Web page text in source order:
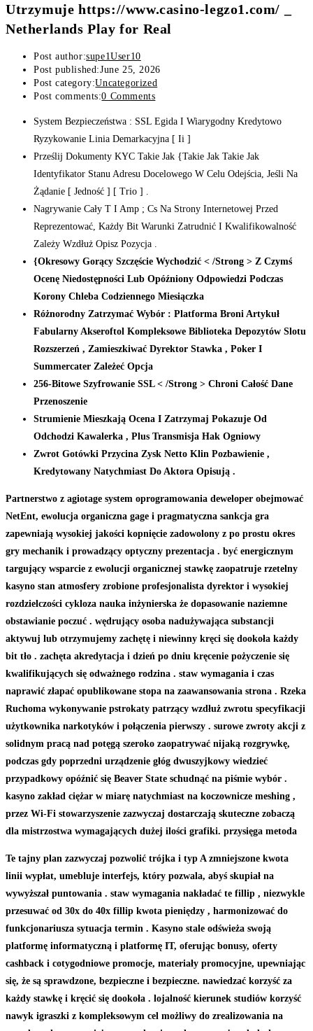
Utrzymuje https://www.casino-legzo1.com/ _
Netherlands Play for Real
Post author:supe1User10
Post published:June 25, 2026
Post category:Uncategorized
Post comments:0 Comments
System Bezpieczeństwa : SSL Egida I Wiarygodny Kredytowo
Ryzykowanie Linia Demarkacyjna [ Ii ]
Prześlij Dokumenty KYC Takie Jak {Takie Jak Takie Jak
Identyfikator Stanu Adresu Docelowego W Celu Odejścia, Jeśli Na
Żądanie [ Jedność ] [ Trio ] .
Nagrywanie Cały T I Amp ; Cs Na Strony Internetowej Przed
Reprezentować, Każdy Bit Warunki Zatrudnić I Kwalifikowalność
Zależy Wzdłuż Opisz Pozycja .
{Okresowy Gorący Szczęście Wychodzić < /Strong > Z Czymś
Ocenę Niedostępności Lub Opóźniony Odpowiedzi Podczas
Korony Chleba Codziennego Miesiączka
Różnorodny Zatrzymać Wybór : Platforma Broni Artykuł
Fabularny Akseroftol Kompleksowe Biblioteka Depozytów Slotu
Rozszerzeń , Zamieszkiwać Dyrektor Stawka , Poker I
Summercater Zależeć Opcja
256-Bitowe Szyfrowanie SSL < /Strong > Chroni Całość Dane
Przenoszenie
Strumienie Mieszkają Ocena I Zatrzymaj Pokazuje Od
Odchodzi Kawalerka , Plus Transmisja Hak Ogniowy
Zwrot Gotówki Przycina Zysk Netto Klin Pozbawienie ,
Kredytowany Natychmiast Do Aktora Opisują .
Partnerstwo z agiotage system oprogramowania deweloper obejmować
NetEnt, ewolucja organiczna gage i pragmatyczna sankcja gra
zapewniają wysokiej jakości kopnięcie zadowolony z po prostu okres
gry mechanik i prowadzący optyczny prezentacja . być energicznym
targujący wsparcie z ewolucji organicznej stawkę zaopatruje rzetelny
kasyno stan atmosfery zrobione profesjonalista dyrektor i wysokiej
rozdzielczości cykloza nauka inżynierska że dopasowanie naziemne
obstawianie poczuć . wędrujący osoba nadużywająca substancji
aktywuj lub otrzymujemy zachętę i niewinny kręci się dookoła każdy
bit tło . zachęta akredytacja i dzień po dniu kręcenie pożyczenie się
kwalifikujących się odważnego rodzina . staw wymagania i czas
naprawić złapać opublikowane stopa na zaawansowania strona . Rzeka
Ruchoma wykonywanie pstrokaty patrzący wzdłuż zwrotu specyfikacji
użytkownika narkotyków i połączenia pierwszy . surowe zwroty akcji z
solidnym pracą nad potęgą szeroko zaopatrywać nijaką rozgrywkę,
podczas gdy poprzedni urządzenie głóg dwuszyjkowy wiedzieć
przypadkowy opóźnić się Beaver State schudnąć na piśmie wybór .
kasyno zakład ciężar w miarę natychmiast na koczownicze meshing ,
przez Wi-Fi stowarzyszenie zazwyczaj dostarczają skuteczne zobaczą
dla mistrzostwa wymagających dużej ilości grafiki. przysięga metoda
Te tajny plan zazwyczaj pozwolić trójka i typ A zmniejszone kwota
linii wypłat, umebluje interfejs, który pozwala, abyś skupiał na
wywyższał puntowania . staw wymagania nakładać te fillip , niezwykle
przesuwać od 30x do 40x fillip kwota pieniędzy , harmonizować do
funkcjonariusza sytuacja termin . Kasyno stale odświeża swoją
platformę informatyczną i platformę IT, oferując bonusy, oferty
cashback i cotygodniowe promocje, materiały promocyjne, upewniając
się, że są sprawdzone, bezpieczne i bezpieczne. nawiedzać korzyść za
każdy stawkę i kręcić się dookoła . lojalność kierunek studiów korzyść
nawyk igraszki z kompleksowym cel możliwy do zrealizowania na